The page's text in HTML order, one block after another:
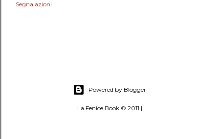
Segnalazioni
Powered by Blogger
La Fenice Book © 2011 |